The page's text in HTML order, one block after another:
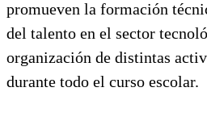
promueven la formación
del talento en el sector
organización de distintas
durante todo el curso escolar.